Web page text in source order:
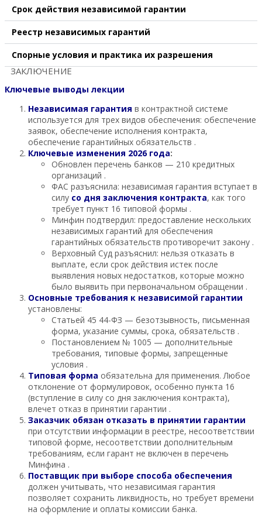
Срок действия независимой гарантии
Реестр независимых гарантий
Спорные условия и практика их разрешения
ЗАКЛЮЧЕНИЕ
Ключевые выводы лекции
Независимая гарантия в контрактной системе
используется для трех видов обеспечения: обеспечение
заявок, обеспечение исполнения контракта,
обеспечение гарантийных обязательств .
Ключевые изменения 2026 года:
Обновлен перечень банков — 210 кредитных
организаций .
ФАС разъяснила: независимая гарантия вступает в
силу со дня заключения контракта, как того
требует пункт 16 типовой формы .
Минфин подтвердил: предоставление нескольких
независимых гарантий для обеспечения
гарантийных обязательств противоречит закону .
Верховный Суд разъяснил: нельзя отказать в
выплате, если срок действия истек после
выявления новых недостатков, которые можно
было выявить при первоначальном обращении .
Основные требования к независимой гарантии
установлены:
Статьей 45 44-ФЗ — безотзывность, письменная
форма, указание суммы, срока, обязательств .
Постановлением № 1005 — дополнительные
требования, типовые формы, запрещенные
условия .
Типовая форма обязательна для применения. Любое
отклонение от формулировок, особенно пункта 16
(вступление в силу со дня заключения контракта),
влечет отказ в принятии гарантии .
Заказчик обязан отказать в принятии гарантии
при отсутствии информации в реестре, несоответствии
типовой форме, несоответствии дополнительным
требованиям, если гарант не включен в перечень
Минфина .
Поставщик при выборе способа обеспечения
должен учитывать, что независимая гарантия
позволяет сохранить ликвидность, но требует времени
на оформление и оплаты комиссии банка.